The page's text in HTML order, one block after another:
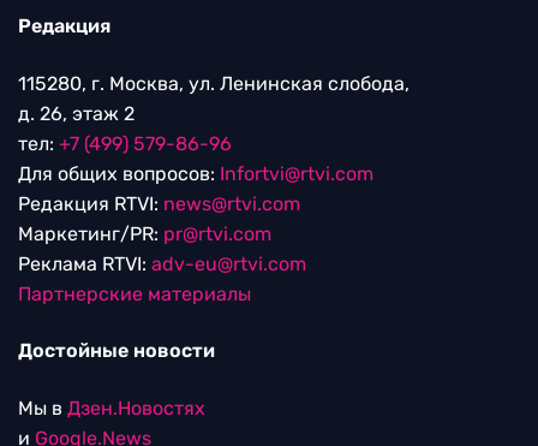
Редакция
115280, г. Москва, ул. Ленинская слобода,
д. 26, этаж 2
тел: +7 (499) 579-86-96
Для общих вопросов: Infortvi@rtvi.com
Редакция RTVI: news@rtvi.com
Маркетинг/PR: pr@rtvi.com
Реклама RTVI: adv-eu@rtvi.com
Партнерские материалы
Достойные новости
Мы в Дзен.Новостях
и Google.News